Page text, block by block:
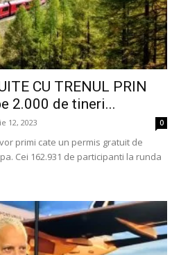
CU TRENUL PRIN
2.000 de tineri...
12, 2023 0
primi cate un permis gratuit de
Cei 162.931 de participanti la runda